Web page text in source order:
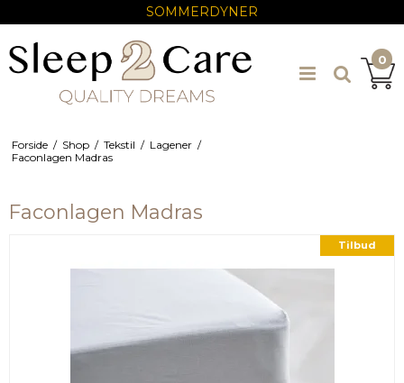
SOMMERDYNER
0
Forside / Shop / Tekstil / Lagener /
Faconlagen Madras
Faconlagen Madras
Tilbud